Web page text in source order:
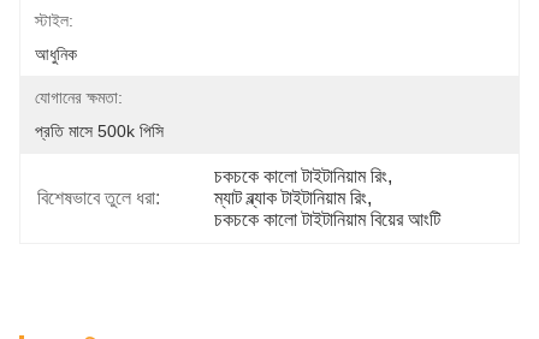
স্টাইল:
আধুনিক
যোগানের ক্ষমতা:
প্রতি মাসে 500k পিসি
বিশেষভাবে তুলে ধরা:
চকচকে কালো টাইটানিয়াম রিং,
ম্যাট ব্ল্যাক টাইটানিয়াম রিং,
চকচকে কালো টাইটানিয়াম বিয়ের আংটি